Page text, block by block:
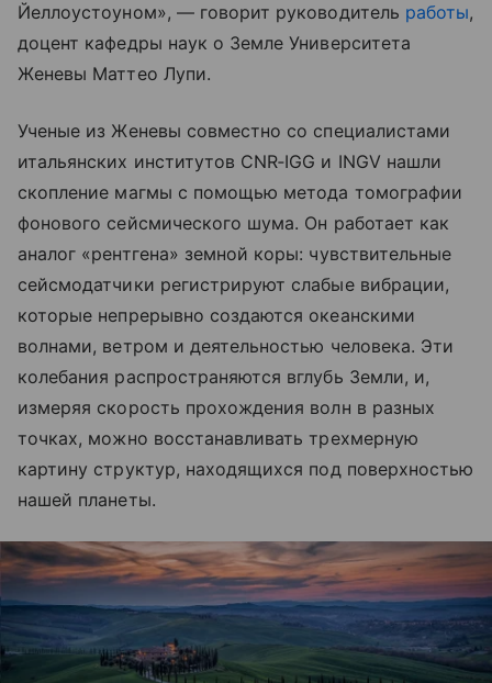
Йеллоустоуном», — говорит руководитель работы,
доцент кафедры наук о Земле Университета
Женевы Маттео Лупи.
Ученые из Женевы совместно со специалистами
итальянских институтов CNR‑IGG и INGV нашли
скопление магмы с помощью метода томографии
фонового сейсмического шума. Он работает как
аналог «рентгена» земной коры: чувствительные
сейсмодатчики регистрируют слабые вибрации,
которые непрерывно создаются океанскими
волнами, ветром и деятельностью человека. Эти
колебания распространяются вглубь Земли, и,
измеряя скорость прохождения волн в разных
точках, можно восстанавливать трехмерную
картину структур, находящихся под поверхностью
нашей планеты.